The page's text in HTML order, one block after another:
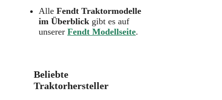
Alle Fendt Traktormodelle
im Überblick gibt es auf
unserer Fendt Modellseite.
Beliebte
Traktorhersteller